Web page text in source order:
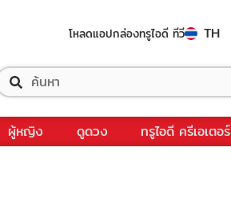
โหลดแอปกล่องทรูไอดี ทีวี TH
ผู้หญิง ดูดวง ทรูไอดี ครีเอเตอร์